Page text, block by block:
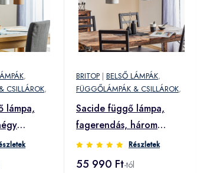
,
CSILLÁROK,
lámpa,
BRITOP | BELSŐ LÁMPÁK,
FÜGGŐLÁMPÁK & CSILLÁROK,
Sacide függő lámpa,
fagerendás, három
textilbúra
Részletek
55 990 Ft-tól